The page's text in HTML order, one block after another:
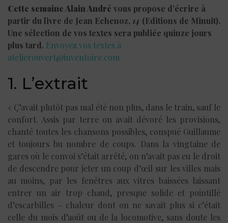
Cette semaine Alain André vous propose d’écrire à
partir du livre de Jean Echenoz, 14 (Editions de Minuit).
Une sélection de vos textes sera publiée quinze jours
plus tard. Envoyez vos textes à
atelierouvert@inventoire.com
1. L’extrait
« Ç’avait plutôt pas mal été non plus, dans le train, sauf le
confort. Assis par terre on avait dévoré les provisions,
chanté toutes les chansons possibles, conspué Guillaume
et toujours bu nombre de coups. Dans la vingtaine de
gares où le convoi s’était arrêté, on n’avait pas eu le droit
de descendre pour jeter un coup d’œil sur les villes mais
au moins, par les fenêtres aux vitres baissées laissant
entrer un air trop chaud, presque solide et pointillé
d’escarbilles – chaleur dont on ne savait plus si c’était
celle du mois d’août ou de la locomotive, sans doute les